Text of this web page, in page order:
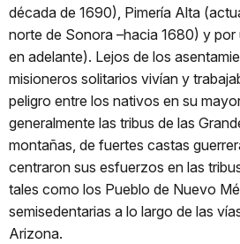
década de 1690), Pimería Alta
norte de Sonora –hacia 1680) y
en adelante). Lejos de los
misioneros solitarios vivían y
peligro entre los nativos en su
generalmente las tribus de las
montañas, de fuertes castas
centraron sus esfuerzos en las
tales como los Pueblo de Nuevo
semisedentarias a lo largo de las
Arizona.